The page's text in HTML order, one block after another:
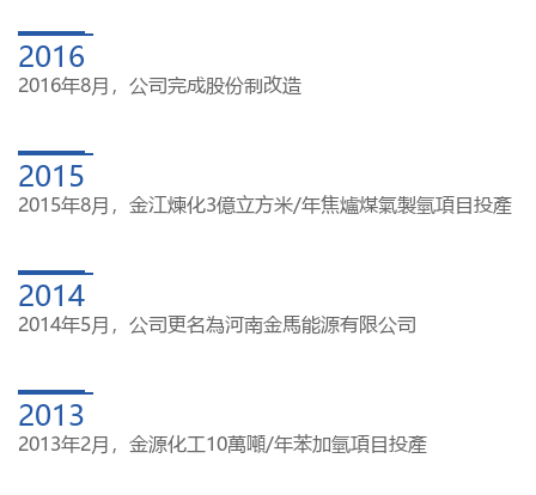
2016
2016年8月，公司完成股份制改造
2015
2015年8月，金江煉化3億立方米/年焦爐煤氣製氫項目投產
2014
2014年5月，公司更名為河南金馬能源有限公司
2013
2013年2月，金源化工10萬噸/年苯加氫項目投產